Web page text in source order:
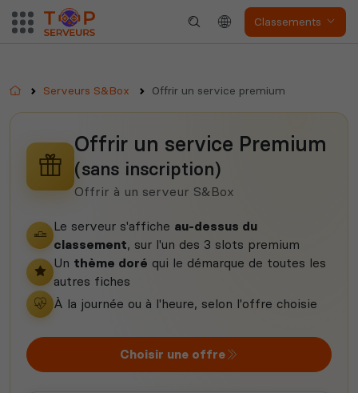
Classements
AccueilServeurs S&Box Offrir un service premium
Offrir un service Premium
(sans inscription)
Offrir à un serveur S&Box
Le serveur s'affiche au-dessus du
classement, sur l'un des 3 slots premium
Un thème doré qui le démarque de toutes les
autres fiches
À la journée ou à l'heure, selon l'offre choisie
Choisir une offre